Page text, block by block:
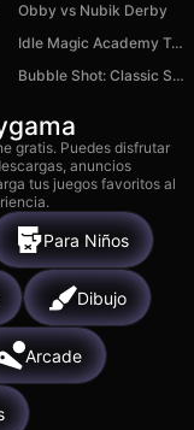
Obby vs Nubik Derby
Idle Magic Academy Tycoon
Bubble Shot: Classic Shooter
gratis. Puedes disfrutar
anuncios
tus juegos favoritos al
Para Niños
Dibujo
Arcade